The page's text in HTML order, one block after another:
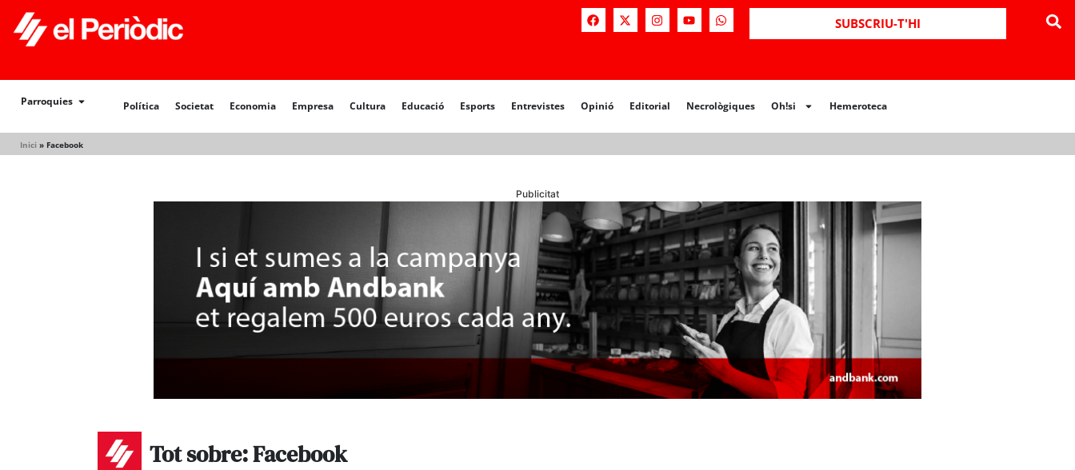
SUBSCRIU-T'HI
Parroquies Política Societat Economia Empresa Cultura Educació Esports Entrevistes Opinió Editorial Necrològiques Oh!si Hemeroteca
Inici » Facebook
Política Societat Opinió Editorial Necrològiques Hemeroteca
Publicitat
Tot sobre: Facebook